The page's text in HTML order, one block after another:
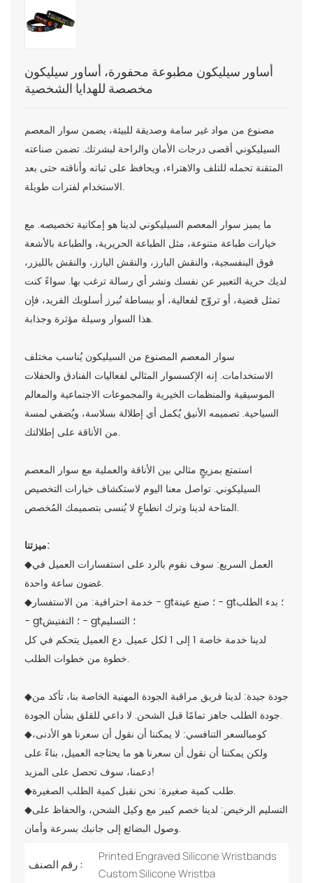
أساور سيليكون مطبوعة محفورة، أساور سيليكون
مخصصة للهدايا الشخصية
مصنوع من مواد غير سامة وصديقة للبيئة، يضمن سوار المعصم
السيليكوني أقصى درجات الأمان والراحة لبشرتك. تضمن صناعته
المتقنة تحمله للتلف والاهتراء، ويحافظ على ثباته وأناقته حتى بعد
الاستخدام لفترات طويلة.
ما يميز سوار المعصم السيليكوني لدينا هو إمكانية تخصيصه. مع
خيارات طباعة متنوعة، مثل الطباعة الحريرية، والطباعة بالأشعة
فوق البنفسجية، والنقش البارز، والنقش البارز، والنقش بالليزر،
لديك حرية التعبير عن نفسك ونشر أي رسالة ترغب بها. سواءً كنت
تمثل قضية، أو تروّج لفعالية، أو ببساطة تُبرز أسلوبك الفريد، فإن
هذا السوار وسيلة مؤثرة وجذابة.
سوار المعصم المصنوع من السيليكون يُناسب مختلف
الاستخدامات. إنه الإكسسوار المثالي لفعاليات الفنادق والحفلات
الموسيقية والمنظمات الخيرية والمجموعات الاجتماعية والمعالم
السياحية. تصميمه الأنيق يُكمل أي إطلالة بسلاسة، ويُضفي لمسة
من الأناقة على إطلالتك.
استمتع بمزيجٍ مثالي بين الأناقة والعملية مع سوار المعصم
السيليكوني. تواصل معنا اليوم لاستكشاف خيارات التخصيص
المتاحة لدينا وترك انطباعٍ لا يُنسى بتصميمك المُخصص.
ميزتنا:
◆العمل السريع: سوف نقوم بالرد على استفسارات العميل في
غضون ساعة واحدة.
◆خدمة احترافية: من الاستفسار - gt؛ صنع عينة - gt؛ بدء الطلب
- gt؛ التفتيش - gt؛ التسليم
لدينا خدمة خاصة 1 إلى 1 لكل عميل. دع العميل يتحكم في كل
خطوة من خطوات الطلب.
◆جودة جيدة: لدينا فريق مراقبة الجودة المهنية الخاصة بنا، تأكد من
جودة الطلبجاهز تمامًا قبل الشحن. لا داعي للقلق بشأن الجودة.
◆كومبالسعر التنافسي: لا يمكننا أن نقول أن سعرنا هو الأدنى،
ولكن يمكننا أن نقول أن سعرنا هو ما يحتاجه العميل، بناءً على
دعمنا، سوف تحصل على المزيد!
◆طلب كمية صغيرة: نحن نقبل كمية الطلب الصغيرة.
◆التسليم الرخيص: لدينا خصم كبير مع وكيل الشحن، والحفاظ على
وصول البضائع إلى جانبك بسرعة وأمان.
رقم الصنف :
Printed Engraved Silicone Wristbands
Custom Silicone Wristba